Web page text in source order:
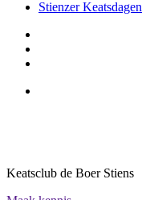
Stienzer Keatsdagen
Keatsclub de Boer Stiens